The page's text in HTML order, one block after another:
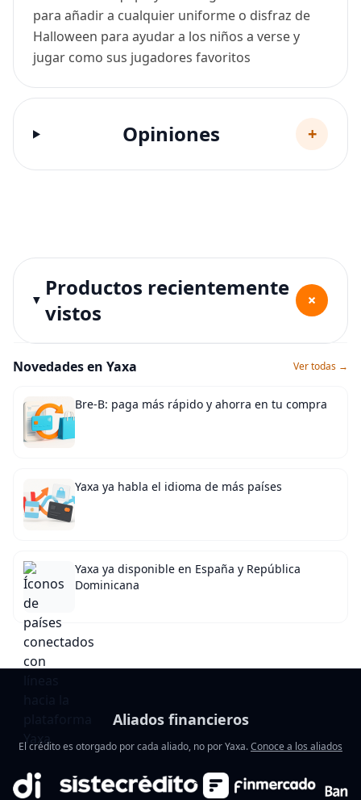
para añadir a cualquier uniforme o disfraz de
Halloween para ayudar a los niños a verse y
jugar como sus jugadores favoritos
Opiniones +
Productos recientemente
vistos
+
Novedades en Yaxa Ver todas →
Bre-B: paga más rápido y ahorra en tu compra
Yaxa ya habla el idioma de más países
Yaxa ya disponible en España y República
Dominicana
Aliados financieros
El crédito es otorgado por cada aliado, no por Yaxa.Conoce a los aliados